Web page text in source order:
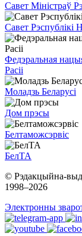
Савет Міністраў
Савет Рэспублікі
Федэральная
Расіі
Моладзь Беларусі
Дом прэсы
Белтаможсэрвіс
БелТА
© Рэдакцыйна-
1998–2026
Электронны